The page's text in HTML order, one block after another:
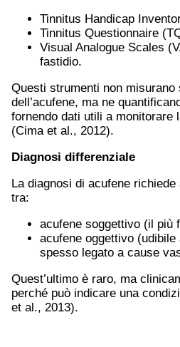
Tinnitus Handicap
Tinnitus Questionnaire
Visual Analogue Scales
fastidio.
Questi strumenti non misurano
dell’acufene, ma ne
fornendo dati utili a monitorare
(Cima et al., 2012).
Diagnosi differenziale
La diagnosi di acufene
tra:
acufene soggettivo (il più
acufene oggettivo (udibile
spesso legato a cause
Quest’ultimo è raro, ma
perché può indicare una
et al., 2013).